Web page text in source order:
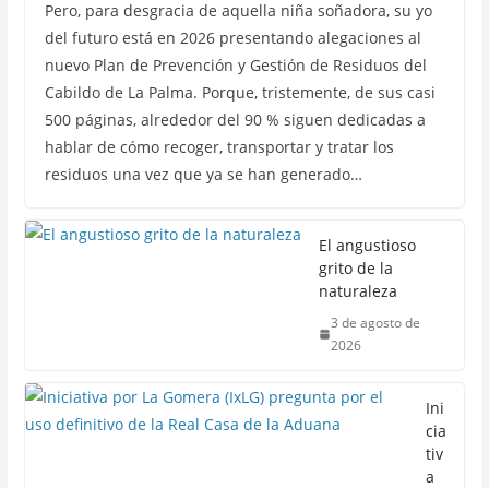
Pero, para desgracia de aquella niña soñadora, su yo
del futuro está en 2026 presentando alegaciones al
nuevo Plan de Prevención y Gestión de Residuos del
Cabildo de La Palma. Porque, tristemente, de sus casi
500 páginas, alrededor del 90 % siguen dedicadas a
hablar de cómo recoger, transportar y tratar los
residuos una vez que ya se han generado…
El angustioso
grito de la
naturaleza
3 de agosto de
2026
Ini
cia
tiv
a